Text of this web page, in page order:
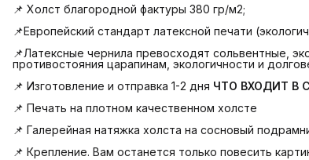
📌 Холст благородной фактуры 380 гр/м2;
📌Европейский стандарт латексной печати
📌Латексные чернила превосходят сольвентные,
противостояния царапинам, экологичности и
📌 Изготовление и отправка 1-2 дня ЧТО ВХОДИТ В
📌 Печать на плотном качественном холсте
📌 Галерейная натяжка холста на сосновый
📌 Крепление. Вам останется только повесить